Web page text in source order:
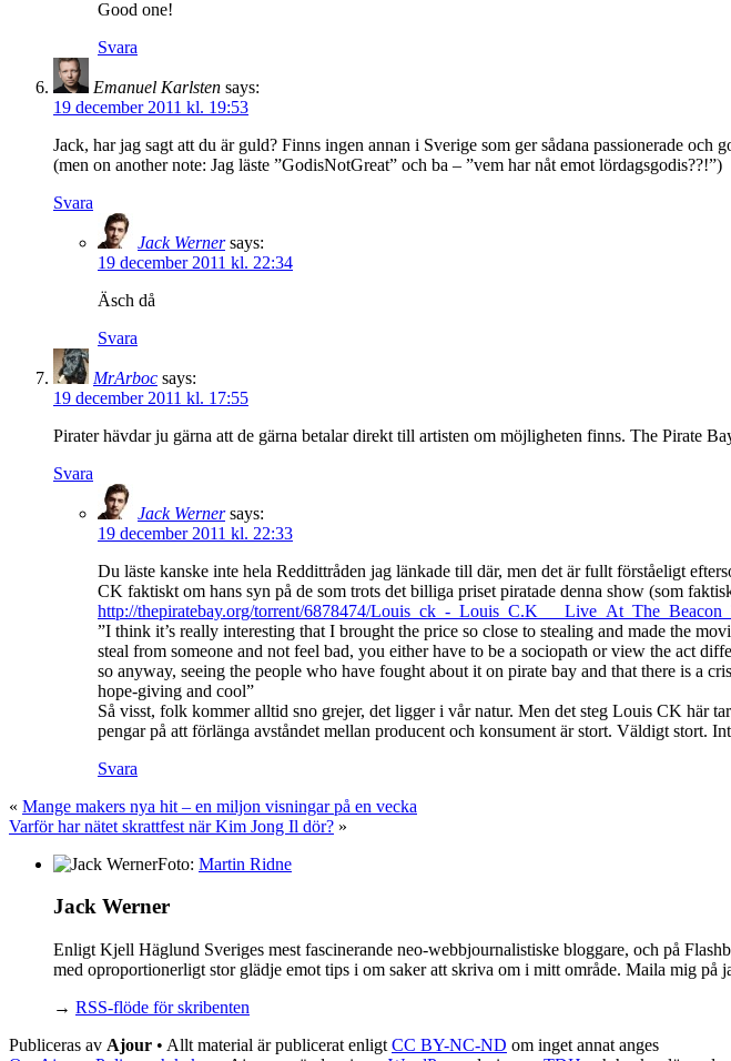
Good one!
Svara
Emanuel Karlsten says:
19 december 2011 kl. 19:53
Jack, har jag sagt att du är guld? Finns ingen annan i Sverige som ger sådana passionerade
(men on another note: Jag läste ”GodisNotGreat” och ba – ”vem har nåt emot lördagsgodis??!”)
Svara
Jack Werner says:
19 december 2011 kl. 22:34
Äsch då
Svara
MrArboc says:
19 december 2011 kl. 17:55
Pirater hävdar ju gärna att de gärna betalar direkt till artisten om möjligheten finns. The Pirate
Svara
Jack Werner says:
19 december 2011 kl. 22:33
Du läste kanske inte hela Reddittråden jag länkade till där, men det är fullt förståeligt
CK faktiskt om hans syn på de som trots det billiga priset piratade denna show (som
http://thepiratebay.org/torrent/6878474/Louis_ck_-
”I think it’s really interesting that I brought the price so close to stealing and made the
steal from someone and not feel bad, you either have to be a sociopath or view the act
so anyway, seeing the people who have fought about it on pirate bay and that there is a
hope-giving and cool”
Så visst, folk kommer alltid sno grejer, det ligger i vår natur. Men det steg Louis CK här
pengar på att förlänga avståndet mellan producent och konsument är stort. Väldigt stort.
Svara
« Mange makers nya hit – en miljon visningar på en vecka
Varför har nätet skrattfest när Kim Jong Il dör? »
Foto: Martin Ridne
Jack Werner
Enligt Kjell Häglund Sveriges mest fascinerande neo-webbjournalistiske bloggare, och på
med oproportionerligt stor glädje emot tips i om saker att skriva om i mitt område. Maila mig på
→ RSS-flöde för skribenten
Publiceras av Ajour • Allt material är publicerat enligt CC BY-NC-ND om inget annat anges